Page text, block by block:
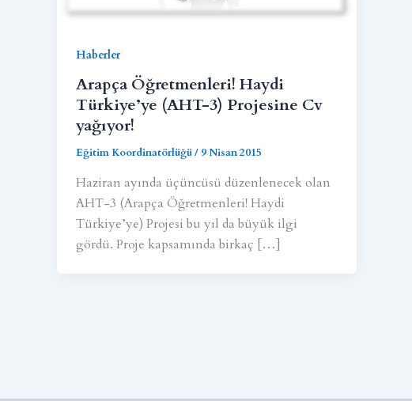
Haberler
Arapça Öğretmenleri! Haydi
Türkiye’ye (AHT-3) Projesine Cv
yağıyor!
Eğitim Koordinatörlüğü/ 9 Nisan 2015
Haziran ayında üçüncüsü düzenlenecek olan
AHT-3 (Arapça Öğretmenleri! Haydi
Türkiye’ye) Projesi bu yıl da büyük ilgi
gördü. Proje kapsamında birkaç […]